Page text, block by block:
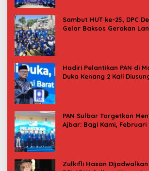
Sambut HUT ke-25, DPC
Gelar Baksos Gerakan
Hadiri Pelantikan PAN di
Duka Kenang 2 Kali
PAN Sulbar Targetkan
Ajbar: Bagi Kami, Februari
Zulkifli Hasan